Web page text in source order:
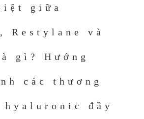
giữa
Restylane và
gì? Hướng
các thương
đầy